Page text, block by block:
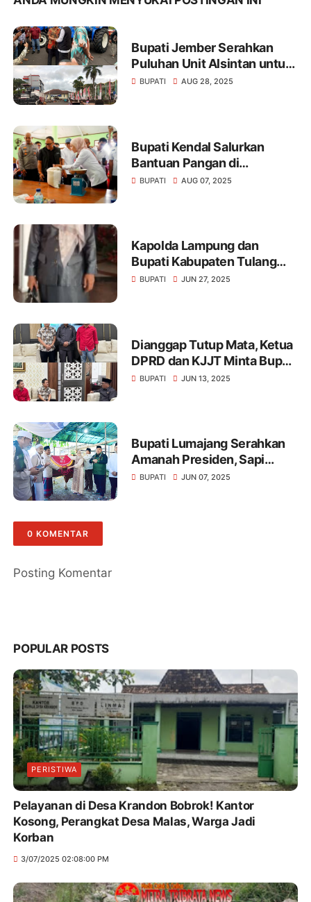
Bupati Jember Serahkan
Puluhan Unit Alsintan untuk
Tingkatkan Produktivitas
BUPATI AUG 28, 2025
Bupati Kendal Salurkan
Bantuan Pangan di
Ringinarum, Kapolres
BUPATI AUG 07, 2025
Kapolda Lampung dan
Bupati Kabupaten Tulang
Bawang Harus Segera Ambil
BUPATI JUN 27, 2025
Dianggap Tutup Mata, Ketua
DPRD dan KJJT Minta Bupati
Menutup Cafe Gempol-9,
BUPATI JUN 13, 2025
Bupati Lumajang Serahkan
Amanah Presiden, Sapi
Kurban 900 Kg untuk
BUPATI JUN 07, 2025
0 KOMENTAR
Posting Komentar
POPULAR POSTS
PERISTIWA
Pelayanan di Desa Krandon Bobrok! Kantor
Kosong, Perangkat Desa Malas, Warga Jadi
Korban
3/07/2025 02:08:00 PM